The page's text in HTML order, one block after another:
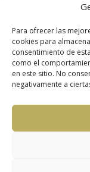
Para ofrecer las
cookies para
consentimiento de
como el
en este sitio. No
negativamente a